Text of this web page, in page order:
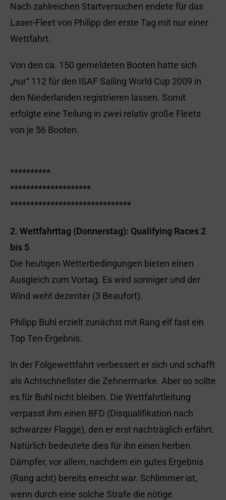
Nach zahlreichen Startversuchen endete für das
Laser-Fleet von Philipp der erste Tag mit nur einer
Wettfahrt.
Von den ca. 150 gemeldeten Booten hatte sich
„nur“ 112 für den ISAF Sailing World Cup 2009 in
den Niederlanden registrieren lassen. Somit
erfolgte eine Teilung in zwei relativ große Fleets
von je 56 Booten.
**********
********************
******************************
2. Wettfahrttag (Donnerstag): Qualifying Races 2
bis 5
Die heutigen Wetterbedingungen bieten einen
Ausgleich zum Vortag. Es wird sonniger und der
Wind weht dezenter (3 Beaufort).
Philipp Buhl erzielt zunächst mit Rang elf fast ein
Top Ten-Ergebnis.
In der Folgewettfahrt verbessert er sich und schafft
als Achtschnellster die Zehnermarke. Aber so sollte
es für Buhl nicht bleiben. Die Wettfahrtleitung
verpasst ihm einen BFD (Disqualifikation nach
schwarzer Flagge), den er erst nachträglich erfährt.
Natürlich bedeutete dies für ihn einen herben
Dämpfer, vor allem, nachdem ein gutes Ergebnis
(Rang acht) bereits erreicht war. Schlimmer ist,
wenn durch eine solche Strafe die nötige